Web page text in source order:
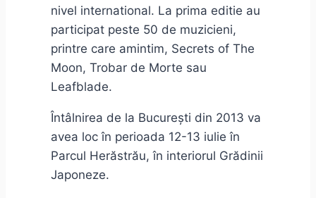
nivel international. La prima editie au
participat peste 50 de muzicieni,
printre care amintim, Secrets of The
Moon, Trobar de Morte sau
Leafblade.
Întâlnirea de la București din 2013 va
avea loc în perioada 12-13 iulie în
Parcul Herăstrău, în interiorul Grădinii
Japoneze.